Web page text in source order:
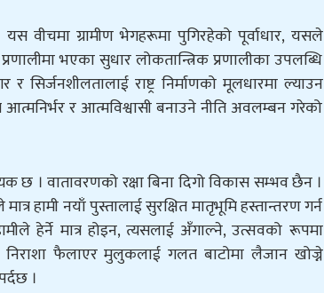
ग्रामीण भेगहरूमा पुगिरहेको पूर्वाधार, यसले
भएका सुधार लोकतान्त्रिक प्रणालीका उपलब्धि
सिर्जनशीलतालाई राष्ट्र निर्माणको मूलधारमा ल्याउन
आत्मनिर्भर र आत्मविश्वासी बनाउने नीति अवलम्बन गरेको
छ । वातावरणको रक्षा बिना दिगो विकास सम्भव छैन ।
हामी नयाँ पुस्तालाई सुरक्षित मातृभूमि हस्तान्तरण गर्न
हेर्ने मात्र होइन, त्यसलाई अँगाल्ने, उत्सवको रूपमा
फैलाएर मुलुकलाई गलत बाटोमा लैजान खोज्ने
।